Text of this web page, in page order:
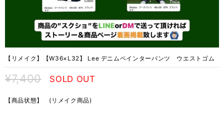
【リメイク】【W36×L32】 Lee デニムペインターパンツ ウエストゴム
¥7,400 SOLD OUT
【商品状態】 (リメイク商品)